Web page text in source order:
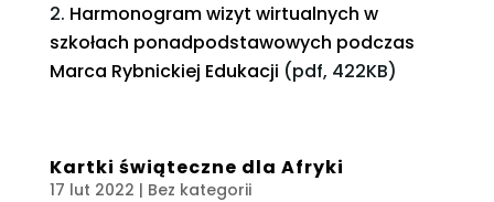
Harmonogram wizyt wirtualnych w
szkołach ponadpodstawowych podczas
Marca Rybnickiej Edukacji (pdf, 422KB)
Kartki świąteczne dla Afryki
17 lut 2022 | Bez kategorii